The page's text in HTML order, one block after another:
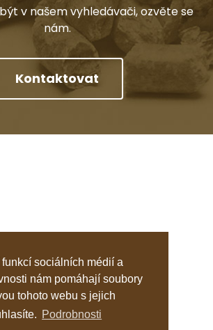
sociálních médií a
nám pomáhají soubory
tohoto webu s jejich
Podrobnosti
v našem vyhledávači, ozvěte se
nám.
Kontaktovat